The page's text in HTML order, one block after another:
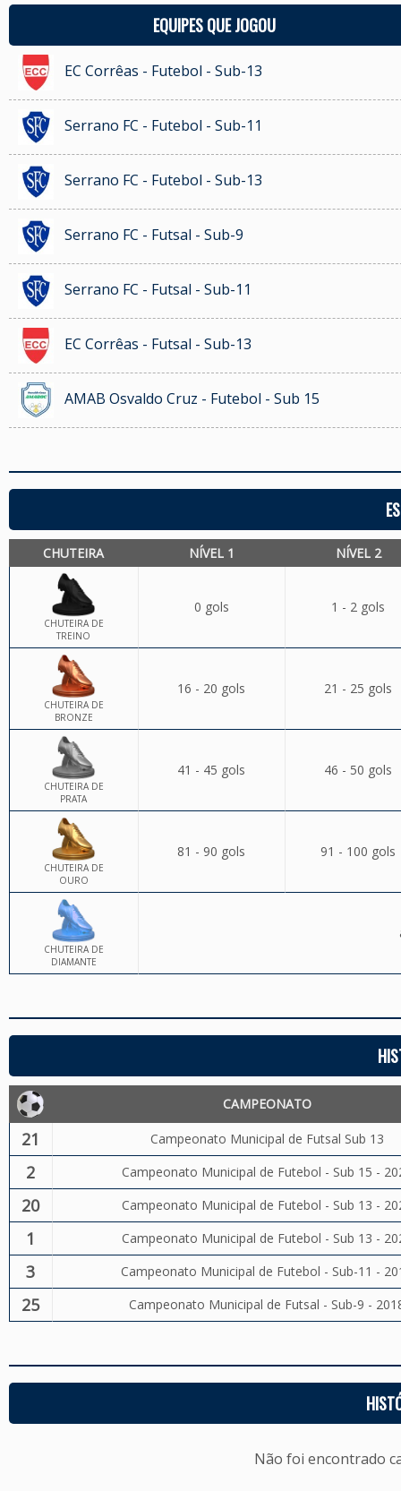
EQUIPES QUE JOGOU
EC Corrêas - Futebol - Sub-13
Serrano FC - Futebol - Sub-11
Serrano FC - Futebol - Sub-13
Serrano FC - Futsal - Sub-9
Serrano FC - Futsal - Sub-11
EC Corrêas - Futsal - Sub-13
AMAB Osvaldo Cruz - Futebol - Sub 15
CHUTEIRA NÍVEL 1 NÍVEL 2
CHUTEIRA DE
TREINO
0 gols 1 - 2 gols
CHUTEIRA DE
BRONZE
16 - 20 gols 21 - 25 gols
CHUTEIRA DE
PRATA
41 - 45 gols 46 - 50 gols
CHUTEIRA DE
OURO
81 - 90 gols 91 - 100 gols
CHUTEIRA DE
DIAMANTE
CAMPEONATO
21 Campeonato Municipal de Futsal Sub 13
2 Campeonato Municipal de Futebol - Sub 15 -
20 Campeonato Municipal de Futebol - Sub 13 -
1 Campeonato Municipal de Futebol - Sub 13 -
3 Campeonato Municipal de Futebol - Sub-11 -
25 Campeonato Municipal de Futsal - Sub-9 -
Não foi encontrado